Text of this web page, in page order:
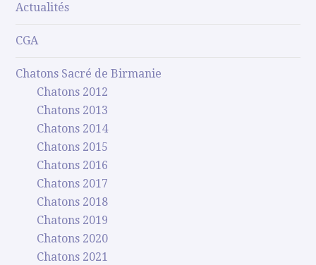
Actualités
CGA
Chatons Sacré de Birmanie
Chatons 2012
Chatons 2013
Chatons 2014
Chatons 2015
Chatons 2016
Chatons 2017
Chatons 2018
Chatons 2019
Chatons 2020
Chatons 2021